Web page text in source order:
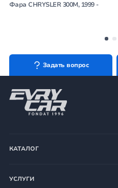
Фара CHRYSLER 300M, 1999 -
Задать вопрос
КАТАЛОГ
УСЛУГИ